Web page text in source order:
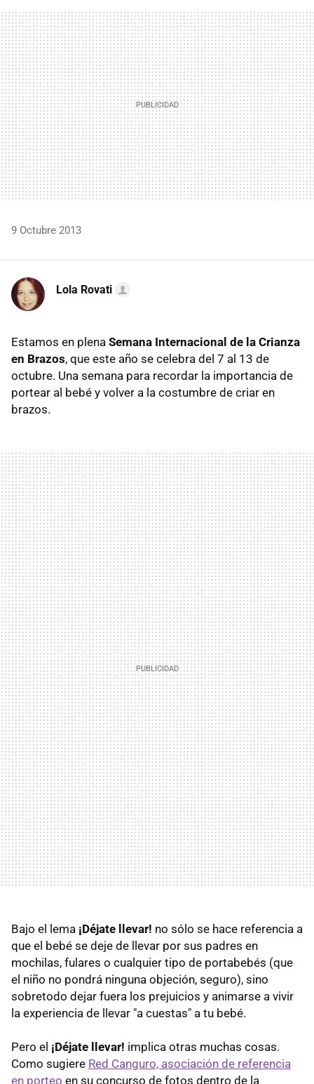
MAIL
9 Octubre 2013
Lola Rovati
Estamos en plena Semana Internacional de la Crianza
en Brazos, que este año se celebra del 7 al 13 de
octubre. Una semana para recordar la importancia de
portear al bebé y volver a la costumbre de criar en
brazos.
Bajo el lema ¡Déjate llevar! no sólo se hace referencia a
que el bebé se deje de llevar por sus padres en
mochilas, fulares o cualquier tipo de portabebés (que
el niño no pondrá ninguna objeción, seguro), sino
sobretodo dejar fuera los prejuicios y animarse a vivir
la experiencia de llevar "a cuestas" a tu bebé.
Pero el ¡Déjate llevar! implica otras muchas cosas.
Como sugiere Red Canguro, asociación de referencia
en porteo en su concurso de fotos dentro de la